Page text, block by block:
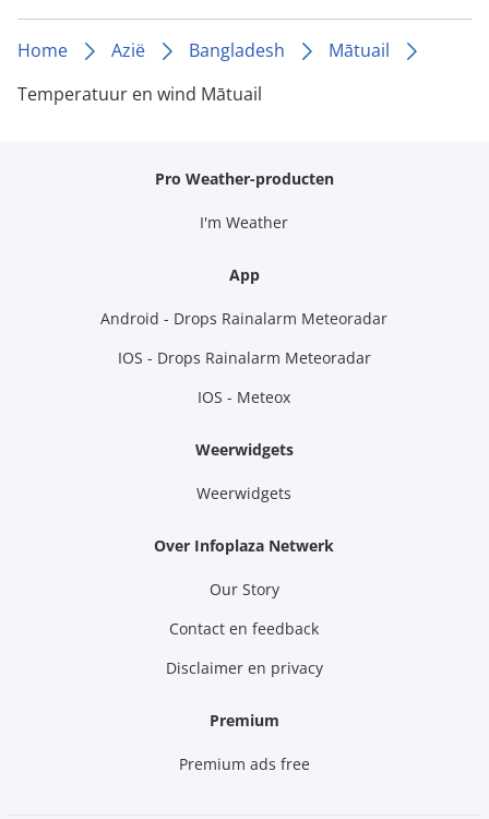
Home Azië Bangladesh
Mātuail
Temperatuur en wind Mātuail
Pro Weather-producten
I'm Weather
App
Android - Drops Rainalarm Meteoradar
IOS - Drops Rainalarm Meteoradar
IOS - Meteox
Weerwidgets
Weerwidgets
Over Infoplaza Netwerk
Our Story
Contact en feedback
Disclaimer en privacy
Premium
Premium ads free